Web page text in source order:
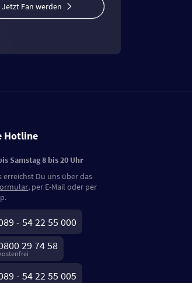
Jetzt Fan werden
Hotline
Samstag 8 bis 20 Uhr
erreichst Du uns über das
, per E-Mail oder per
- 54 22 55 000
29 74 58
- 54 22 55 005